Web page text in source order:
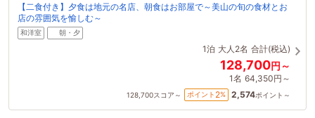
【二食付き】夕食は地元の名店、朝食はお部屋で～美山の旬の食材とお
店の雰囲気を愉しむ～
和洋室 朝・夕
1泊 大人2名 合計(税込)
128,700円～
1名 64,350円～
128,700スコア～ ポイント 2% 2,574ポイント～